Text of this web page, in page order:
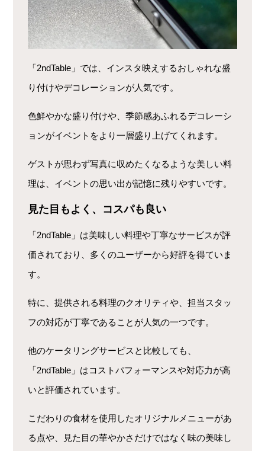
「2ndTable」では、インスタ映えするおしゃれな盛
り付けやデコレーションが人気です。
色鮮やかな盛り付けや、季節感あふれるデコレーシ
ョンがイベントをより一層盛り上げてくれます。
ゲストが思わず写真に収めたくなるような美しい料
理は、イベントの思い出が記憶に残りやすいです。
見た目もよく、コスパも良い
「2ndTable」は美味しい料理や丁寧なサービスが評
価されており、多くのユーザーから好評を得ていま
す。
特に、提供される料理のクオリティや、担当スタッ
フの対応が丁寧であることが人気の一つです。
他のケータリングサービスと比較しても、
「2ndTable」はコストパフォーマンスや対応力が高
いと評価されています。
こだわりの食材を使用したオリジナルメニューがあ
る点や、見た目の華やかさだけではなく味の美味し